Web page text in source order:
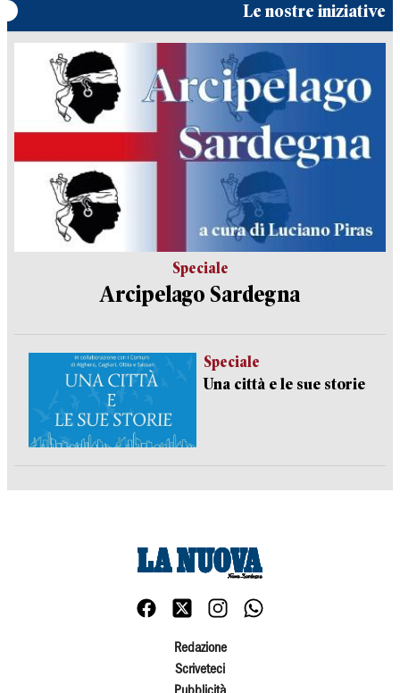
Le nostre iniziative
Speciale
Arcipelago Sardegna
Speciale
Una città e le sue storie
Redazione
Scriveteci